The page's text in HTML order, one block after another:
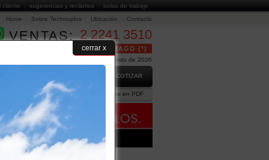
cerrar x
cliente sugerencias y reclamos
bolsa de trabajo
Home
Sobre Technoplus Ubicación Contacto
2 2241 3510
VENTAS:
HORAS GRATUITO EN SANTIAGO (*)
Hoy es Domingo 9 de Agosto de 2026
COTIZAR
Comercial Ejecutivos Catálogos en PDF